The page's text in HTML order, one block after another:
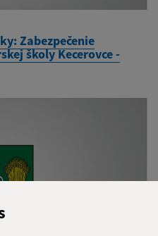
Zabezpečenie
školy Kecerovce -